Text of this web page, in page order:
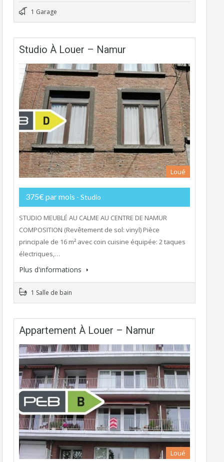
1 Garage
Studio À Louer – Namur
Loué
375€ par mois - Studio
STUDIO MEUBLÉ AU CALME AU CENTRE DE NAMUR
COMPOSITION (Revêtement de sol: vinyl) Pièce
principale de 16 m² avec coin cuisine équipée: 2 taques
électriques,…
Plus d'informations
1 Salle de bain
Appartement À Louer – Namur
Loué